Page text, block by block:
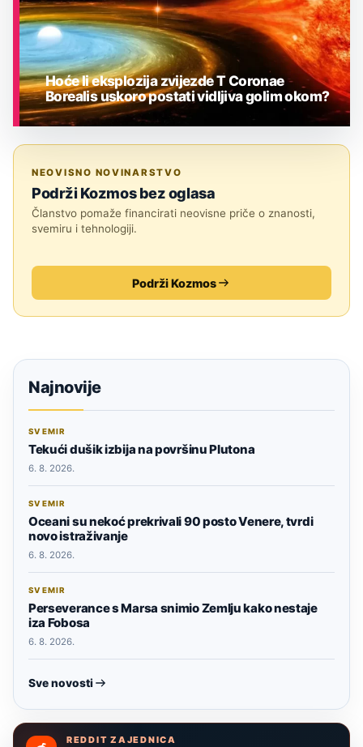
Hoće li eksplozija zvijezde T Coronae
Borealis uskoro postati vidljiva golim okom?
NEOVISNO NOVINARSTVO
Podrži Kozmos bez oglasa
Članstvo pomaže financirati neovisne priče o znanosti,
svemiru i tehnologiji.
Podrži Kozmos
Najnovije
SVEMIR
Tekući dušik izbija na površinu Plutona
6. 8. 2026.
SVEMIR
Oceani su nekoć prekrivali 90 posto Venere, tvrdi
novo istraživanje
6. 8. 2026.
SVEMIR
Perseverance s Marsa snimio Zemlju kako nestaje
iza Fobosa
6. 8. 2026.
Sve novosti
REDDIT ZAJEDNICA